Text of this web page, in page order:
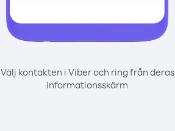
Välj kontakten i Viber och ring från deras
informationsskärm